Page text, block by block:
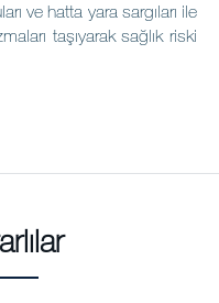
ve hatta yara sargıları ile
taşıyarak sağlık riski